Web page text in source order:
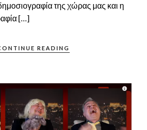
της χώρας μας και η
[…]
READING